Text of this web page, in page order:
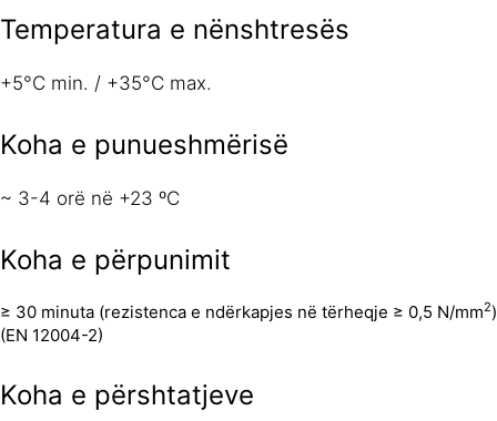
Temperatura e nënshtresës
+5°C min. / +35°C max.
Koha e punueshmërisë
~ 3-4 orë në +23 ºC
Koha e përpunimit
≥ 30 minuta (rezistenca e ndërkapjes në tërheqje ≥ 0,5 N/mm2)
(EN 12004-2)
Koha e përshtatjeve